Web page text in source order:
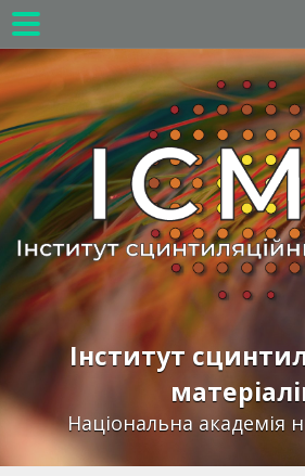
Перейти
до
основного
вмісту
Інститут
Національна академія